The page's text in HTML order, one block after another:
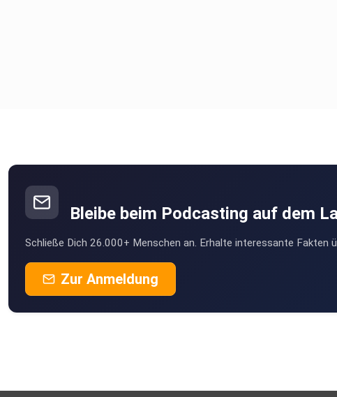
Bleibe beim Podcasting auf dem
Schließe Dich 26.000+ Menschen an. Erhalte interessante Fakten
Zur Anmeldung